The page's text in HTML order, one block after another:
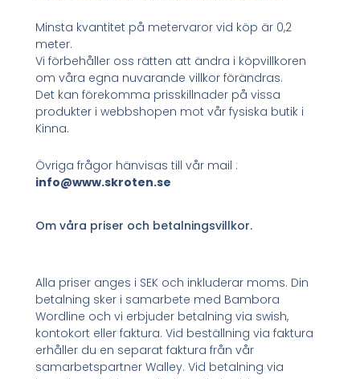
Minsta kvantitet på metervaror vid köp är 0,2
meter.
Vi förbehåller oss rätten att ändra i köpvillkoren
om våra egna nuvarande villkor förändras.
Det kan förekomma prisskillnader på vissa
produkter i webbshopen mot vår fysiska butik i
Kinna.
Övriga frågor hänvisas till vår mail :
info@www.skroten.se
Om våra priser och betalningsvillkor.
Alla priser anges i SEK och inkluderar moms. Din
betalning sker i samarbete med Bambora
Wordline och vi erbjuder betalning via swish,
kontokort eller faktura. Vid beställning via faktura
erhåller du en separat faktura från vår
samarbetspartner Walley. Vid betalning via